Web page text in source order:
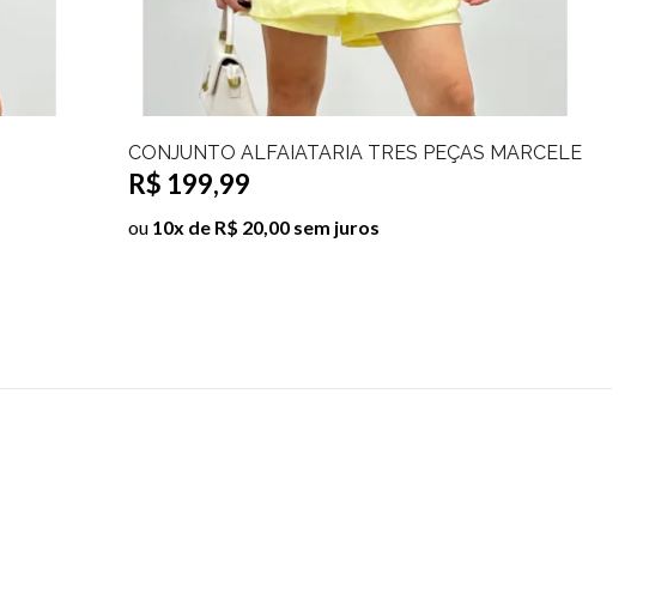
CONJUNTO ALFAIATARIA TRES PEÇAS MARCELE
R$ 199,99
ou 10x de R$ 20,00 sem juros